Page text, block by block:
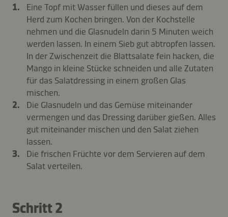
Eine Topf mit Wasser füllen und dieses auf dem
Herd zum Kochen bringen. Von der Kochstelle
nehmen und die Glasnudeln darin 5 Minuten weich
werden lassen. In einem Sieb gut abtropfen lassen.
In der Zwischenzeit die Blattsalate fein hacken, die
Mango in kleine Stücke schneiden und alle Zutaten
für das Salatdressing in einem großen Glas
mischen.
Die Glasnudeln und das Gemüse miteinander
vermengen und das Dressing darüber gießen. Alles
gut miteinander mischen und den Salat ziehen
lassen.
Die frischen Früchte vor dem Servieren auf dem
Salat verteilen.
Schritt 2